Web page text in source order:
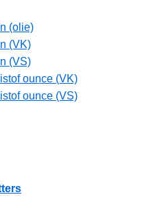
(olie)
(VK)
(VS)
ounce (VK)
ounce (VS)